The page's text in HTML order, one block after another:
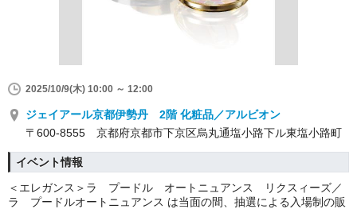
2025/10/9(木) 10:00 ～ 12:00
ジェイアール京都伊勢丹 2階 化粧品／アルビオン
〒600-8555 京都府京都市下京区烏丸通塩小路下ル東塩小路町
イベント情報
＜エレガンス＞ラ プードル オートニュアンス リクスィーズ／
ラ プードルオートニュアンス は当面の間、抽選による入場制の販